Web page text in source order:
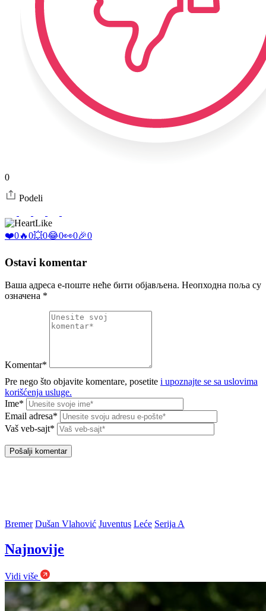
0
Podeli
Like
❤️0🔥0💥0😂0👀0🎉0
Ostavi komentar
Ваша адреса е-поште неће бити објављена. Неопходна поља су
означена *
Komentar*
Pre nego što objavite komentare, posetite i upoznajte se sa uslovima
korišćenja usluge.
Ime*
Email adresa*
Vaš veb-sajt*
Bremer Dušan Vlahović Juventus Leće Serija A
Najnovije
Vidi više